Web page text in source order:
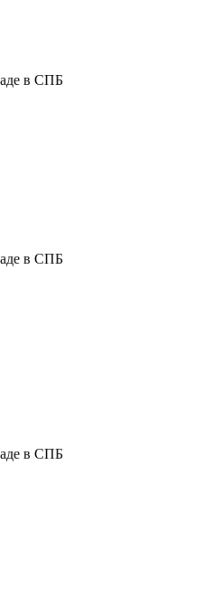
в СПБ
в СПБ
в СПБ